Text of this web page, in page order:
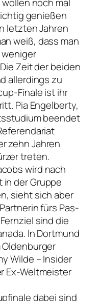
genießen
letzten Jahren
weiß, dass man
Zeit der beiden
allerdings zu
Finale ist ihr
Pia Engelberty,
beendet
zehn Jahren
treten.
wird nach
der Gruppe
sieht sich aber
fürs Pas-
sind die
In Dortmund
Wilde – Insider
Ex-Weltmeister
dabei sind